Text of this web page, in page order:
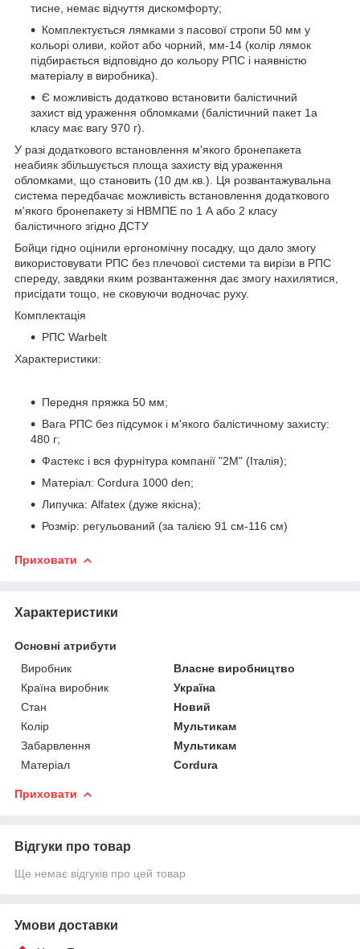
тисне, немає відчуття дискомфорту;
Комплектується лямками з пасової стропи 50 мм у
кольорі оливи, койот або чорний, мм-14 (колір лямок
підбирається відповідно до кольору РПС і наявністю
матеріалу в виробника).
Є можливість додатково встановити балістичний
захист від ураження обломками (балістичний пакет 1а
класу має вагу 970 г).
У разі додаткового встановлення м'якого бронепакета
неабияк збільшується площа захисту від ураження
обломками, що становить (10 дм.кв.). Ця розвантажувальна
система передбачає можливість встановлення додаткового
м'якого бронепакету зі НВМПЕ по 1 А або 2 класу
балістичного згідно ДСТУ
Бойци гідно оцінили ергономічну посадку, що дало змогу
використовувати РПС без плечової системи та вирізи в РПС
спереду, завдяки яким розвантаження дає змогу нахилятися,
присідати тощо, не сковуючи водночас руху.
Комплектація
РПС Warbelt
Характеристики:
Передня пряжка 50 мм;
Вага РПС без підсумок і м'якого балістичному захисту:
480 г;
Фастекс і вся фурнітура компанії "2М" (Італія);
Матеріал: Cordura 1000 den;
Липучка: Alfatex (дуже якісна);
Розмір: регульований (за талією 91 см-116 см)
Приховати
Характеристики
Основні атрибути
Виробник
Власне виробництво
Країна виробник
Україна
Стан
Новий
Колір
Мультикам
Забарвлення
Мультикам
Матеріал
Cordura
Приховати
Відгуки про товар
Ще немає відгуків про цей товар
Умови доставки